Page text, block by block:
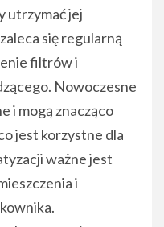
utrzymać jej
się regularną
filtrów i
Nowoczesne
i mogą znacząco
jest korzystne dla
ważne jest
i